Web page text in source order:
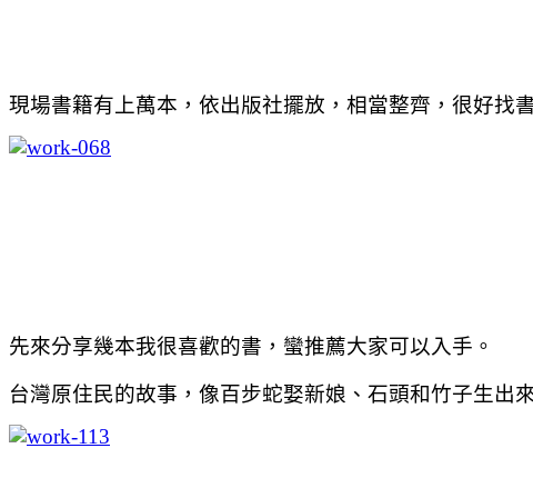
現場書籍有上萬本，依出版社擺放，相當整齊，很好找
先來分享幾本我很喜歡的書，蠻推薦大家可以入手。
台灣原住民的故事，像百步蛇娶新娘、石頭和竹子生出